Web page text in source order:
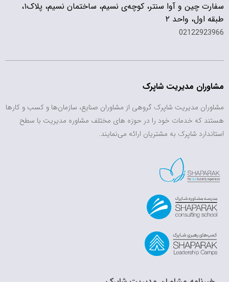
سفارت چین و آوا سنتر، کوچه‌ی نسیم، ساختمان نسیم، پلاک۱،
طبقه اول، واحد ۲
02122923966
مشاوران مدیریت شاپرک
مشاوران مدیریت شاپرک گروهی از مشاوران صنایع، سازمان‌ها و کسب و کارها
هستند که خدمات خود را در حوزه های مختلف مشاوره مدیریت با سطح
استاندارد شاپرک به مشتریان ارائه می‌نمایند.